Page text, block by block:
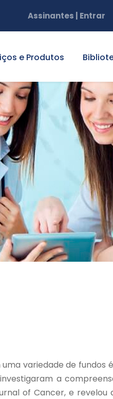
Assinantes | Entrar
e Produtos
variedade de fundos
a
of Cancer, e revelou